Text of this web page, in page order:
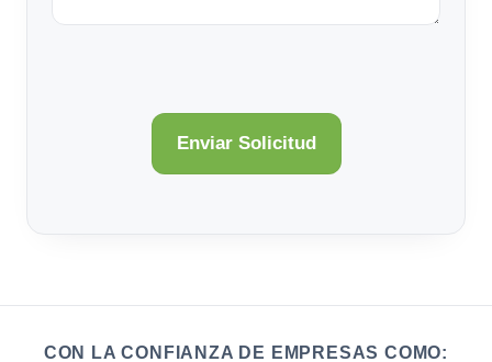
CON LA CONFIANZA DE EMPRESAS COMO: